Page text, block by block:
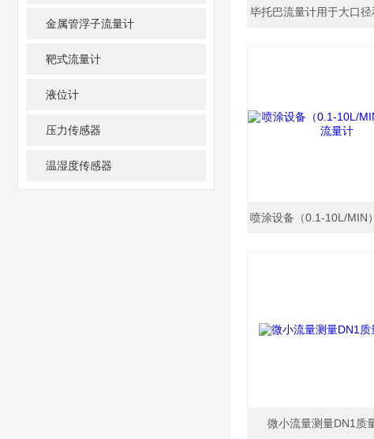
金属管浮子流量计
靶式流量计
液位计
压力传感器
温湿度传感器
微小流量测量DN1质